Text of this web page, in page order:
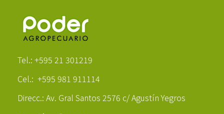
Tel.: +595 21 301219
Cel.: +595 981 911114
Direcc.: Av. Gral Santos 2576 c/ Agustín Yegros